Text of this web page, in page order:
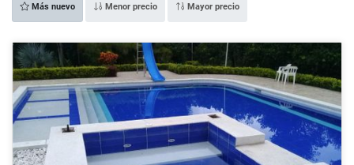
Más nuevo Menor precio Mayor precio